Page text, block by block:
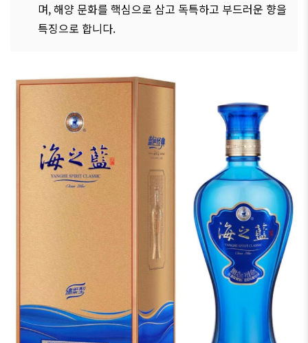
며, 해양 문화를 핵심으로 삼고 독특하고 부드러운 향을
특징으로 합니다.